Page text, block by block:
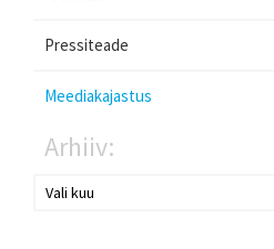
Pressiteade
Meediakajastus
Arhiiv: